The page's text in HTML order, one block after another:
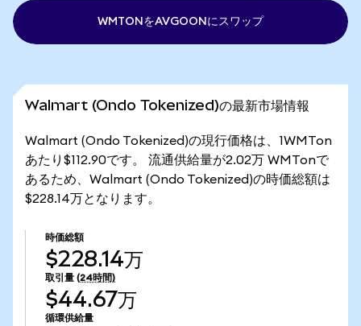
WMTONをAVGOONにスワップ
Walmart (Ondo Tokenized)の最新市場情報
Walmart (Ondo Tokenized)の現行価格は、1WMTon
あたり$112.90です。 流通供給量が2.02万 WMTonで
あるため、Walmart (Ondo Tokenized)の時価総額は
$228.14万となります。
時価総額
$228.14万
取引量 (24時間)
$44.67万
循環供給量